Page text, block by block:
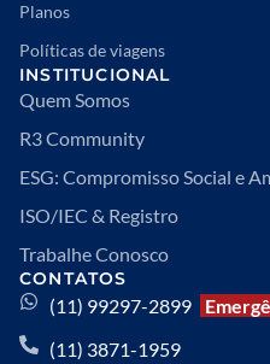
Planos
Políticas de viagens
INSTITUCIONAL
Quem Somos
R3 Community
ESG: Compromisso Social e
ISO/IEC & Registro
Trabalhe Conosco
CONTATOS
(11) 99297-2899
(11) 3871-1959